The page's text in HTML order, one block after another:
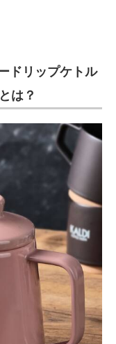
ドリップケトル
は？